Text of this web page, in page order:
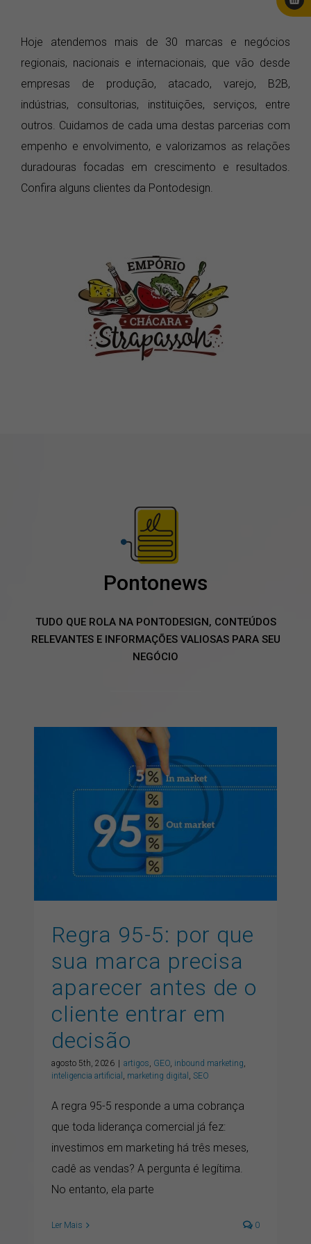
Hoje atendemos mais de 30 marcas e negócios
regionais, nacionais e internacionais, que vão desde
empresas de produção, atacado, varejo, B2B,
indústrias, consultorias, instituições, serviços, entre
outros. Cuidamos de cada uma destas parcerias com
empenho e envolvimento, e valorizamos as relações
duradouras focadas em crescimento e resultados.
Confira alguns clientes da Pontodesign.
Pontonews
TUDO QUE ROLA NA PONTODESIGN, CONTEÚDOS
RELEVANTES E INFORMAÇÕES VALIOSAS PARA SEU
NEGÓCIO
Regra 95-5: por que sua
marca precisa aparecer
antes de o cliente entrar
em decisão
artigos inbound marketing
marketing digital SEO
Regra 95-5: por que
sua marca precisa
aparecer antes de o
cliente entrar em
decisão
agosto 5th, 2026 artigos, GEO, inbound marketing,
inteligencia artificial , marketing digital ,SEO
A regra 95-5 responde a uma cobrança
que toda liderança comercial já fez:
investimos em marketing há três meses,
cadê as vendas? A pergunta é legítima.
No entanto, ela parte
Ler Mais 0